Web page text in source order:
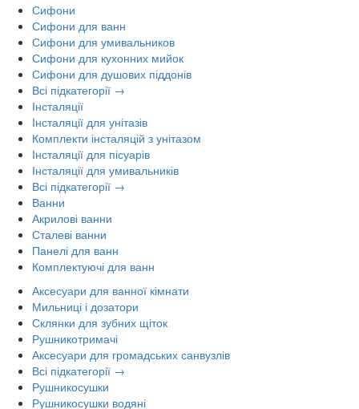
Сифони
Сифони для ванн
Сифони для умивальников
Сифони для кухонних мийок
Сифони для душових піддонів
Всі підкатегорії →
Інсталяції
Інсталяції для унітазів
Комплекти інсталяцій з унітазом
Інсталяції для пісуарів
Інсталяції для умивальників
Всі підкатегорії →
Ванни
Акрилові ванни
Сталеві ванни
Панелі для ванн
Комплектуючі для ванн
Аксесуари для ванної кімнати
Мильниці і дозатори
Склянки для зубних щіток
Рушникотримачі
Аксесуари для громадських санвузлів
Всі підкатегорії →
Рушникосушки
Рушникосушки водяні